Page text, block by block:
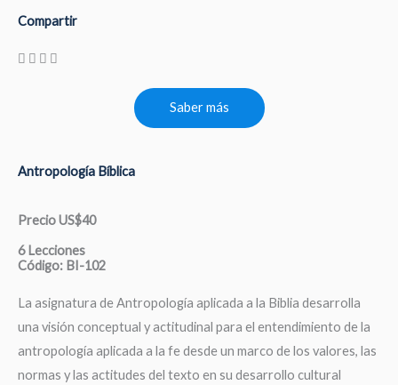
Compartir
Saber más
Antropología Bíblica
Precio US$40
6 Lecciones
Código: BI-102
La asignatura de Antropología aplicada a la Biblia desarrolla
una visión conceptual y actitudinal para el entendimiento de la
antropología aplicada a la fe desde un marco de los valores, las
normas y las actitudes del texto en su desarrollo cultural